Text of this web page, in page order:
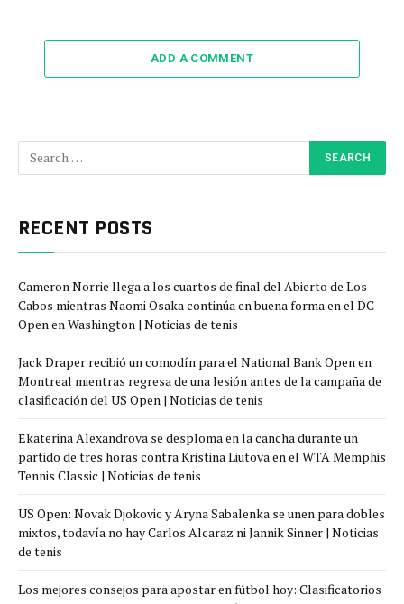
ADD A COMMENT
RECENT POSTS
Cameron Norrie llega a los cuartos de final del Abierto de Los
Cabos mientras Naomi Osaka continúa en buena forma en el DC
Open en Washington | Noticias de tenis
Jack Draper recibió un comodín para el National Bank Open en
Montreal mientras regresa de una lesión antes de la campaña de
clasificación del US Open | Noticias de tenis
Ekaterina Alexandrova se desploma en la cancha durante un
partido de tres horas contra Kristina Liutova en el WTA Memphis
Tennis Classic | Noticias de tenis
US Open: Novak Djokovic y Aryna Sabalenka se unen para dobles
mixtos, todavía no hay Carlos Alcaraz ni Jannik Sinner | Noticias
de tenis
Los mejores consejos para apostar en fútbol hoy: Clasificatorios